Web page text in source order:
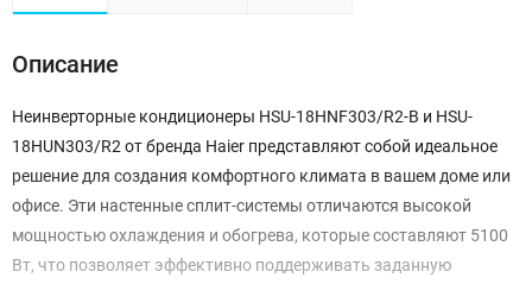
Описание
Неинверторные кондиционеры HSU-18HNF303/R2-B и HSU-
18HUN303/R2 от бренда Haier представляют собой идеальное
решение для создания комфортного климата в вашем доме или
офисе. Эти настенные сплит-системы отличаются высокой
мощностью охлаждения и обогрева, которые составляют 5100
Вт, что позволяет эффективно поддерживать заданную